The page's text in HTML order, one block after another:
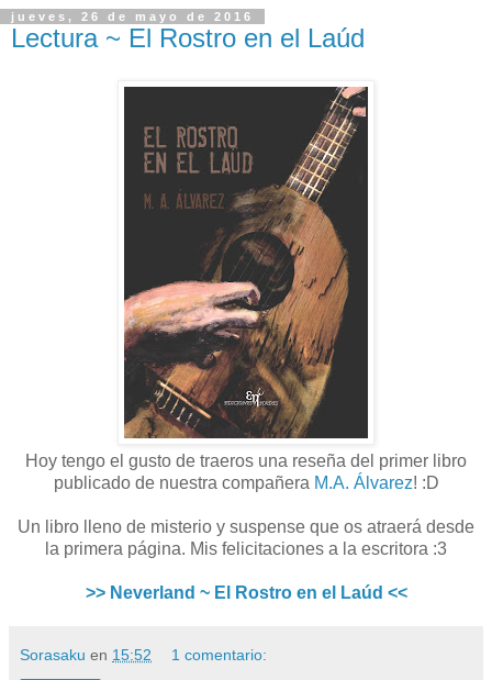
jueves, 26 de mayo de 2016
Lectura ~ El Rostro en el Laúd
Hoy tengo el gusto de traeros una reseña del primer libro
publicado de nuestra compañera M.A. Álvarez! :D
Un libro lleno de misterio y suspense que os atraerá desde
la primera página. Mis felicitaciones a la escritora :3
>> Neverland ~ El Rostro en el Laúd <<
Sorasaku en 15:52 1 comentario: